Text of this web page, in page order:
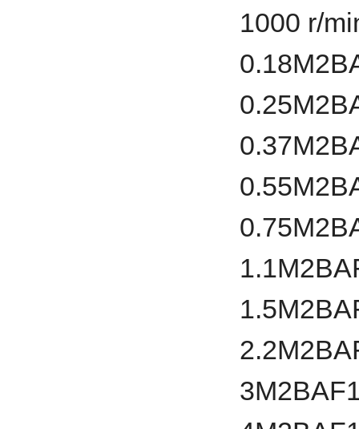
1000 r/
0.18
0.25
0.37
0.55
0.75
1.1
1.5
2.2
3